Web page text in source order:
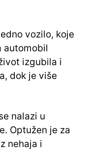
vozilo, koje
automobil
izgubila i
dok je više
nalazi u
Optužen je za
nehaja i